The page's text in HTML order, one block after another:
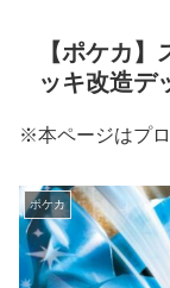
【ポケカ
ッキ改造デ
※本ページはプ
ポケカ